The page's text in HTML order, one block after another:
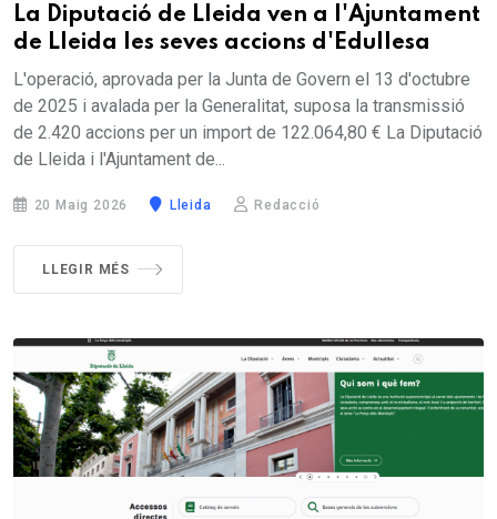
La Diputació de Lleida ven a l'Ajuntament
de Lleida les seves accions d'Edullesa
L'operació, aprovada per la Junta de Govern el 13 d'octubre
de 2025 i avalada per la Generalitat, suposa la transmissió
de 2.420 accions per un import de 122.064,80 € La Diputació
de Lleida i l'Ajuntament de...
20 Maig 2026 Lleida Redacció
LLEGIR MÉS